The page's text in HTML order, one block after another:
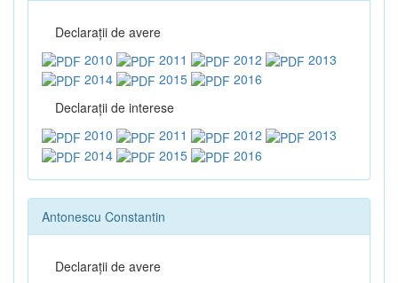
Declaraţii de avere
2010
2011 2012
2013
2014
2015
2016
Declaraţii de interese
2010
2011 2012
2013
2014
2015 2016
Antonescu Constantin
Declaraţii de avere